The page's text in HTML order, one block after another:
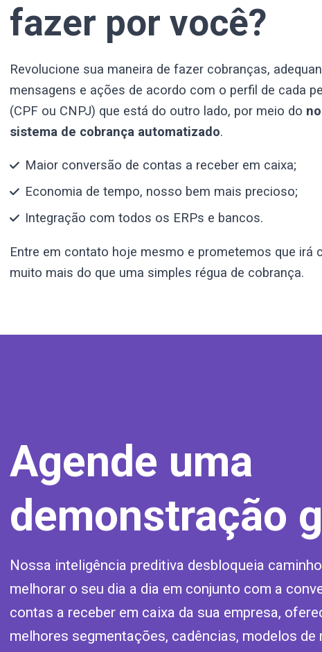
fazer por você?
Revolucione sua maneira de fazer cobranças,
mensagens e ações de acordo com o perfil de cada
(CPF ou CNPJ) que está do outro lado, por meio do
sistema de cobrança automatizado.
Maior conversão de contas a receber em caixa;
Economia de tempo, nosso bem mais precioso;
Integração com todos os ERPs e bancos.
Entre em contato hoje mesmo e prometemos que irá
muito mais do que uma simples régua de cobrança.
Agende uma
demonstração
Nossa inteligência preditiva desbloqueia
melhorar o seu dia a dia em conjunto com a
contas a receber em caixa da sua empresa,
melhores segmentações, cadências, modelos de